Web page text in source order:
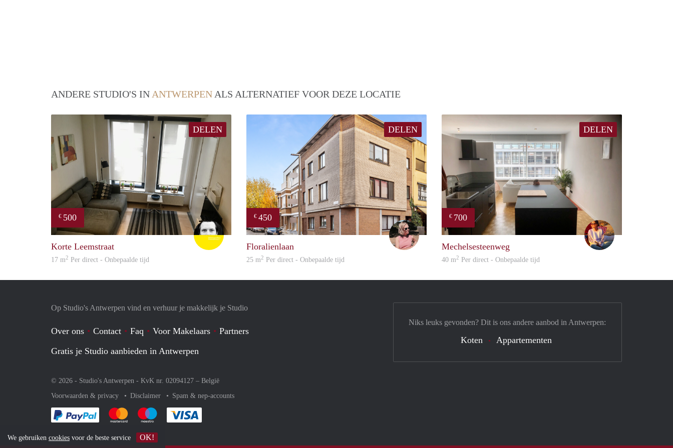
ANDERE STUDIO'S IN ANTWERPEN ALS ALTERNATIEF VOOR DEZE LOCATIE
DELEN
€ 500
Dries
Korte Leemstraat
17 m2 Per direct - Onbepaalde tijd
DELEN
€ 450
Machteld
Floralienlaan
25 m2 Per direct - Onbepaalde tijd
DELEN
€ 700
Mechelsesteenweg
40 m2 Per direct - Onbepaalde tijd
Op Studio's Antwerpen vind en verhuur je makkelijk je Studio
Over ons Contact Faq Voor Makelaars
Partners
Gratis je Studio aanbieden in Antwerpen
© 2026 - Studio's Antwerpen - KvK nr. 02094127 – België
Voorwaarden & privacy
Disclaimer Spam & nep-accounts
Je rekent gemakkelijk af met Paypal
Je rekent gemakkelijk af met Mastercard
Je rekent gemakkelijk af met Meastro
Niks leuks gevonden? Dit is ons andere aanbod in Antwerpen:
Koten Appartementen
We gebruiken cookies voor de beste service OK!